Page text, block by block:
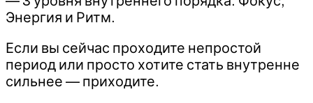
Энергия и Ритм.
Если вы сейчас проходите непростой
период или просто хотите стать внутренне
сильнее — приходите.